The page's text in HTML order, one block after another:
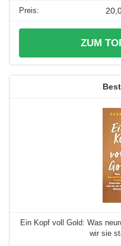
ZUM
Ein Kopf voll Gold: Was
wir sie